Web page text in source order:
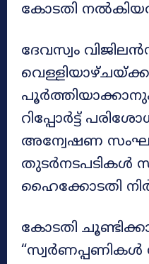
കോടതി
ദേവസ്വം
റിപ്പോർട്ട്
അന്വേഷണ സംഘം
തുടർനടപടികൾ
ഹൈക്കോടതി
കോടതി
“സ്വർണപ്പണികൾ